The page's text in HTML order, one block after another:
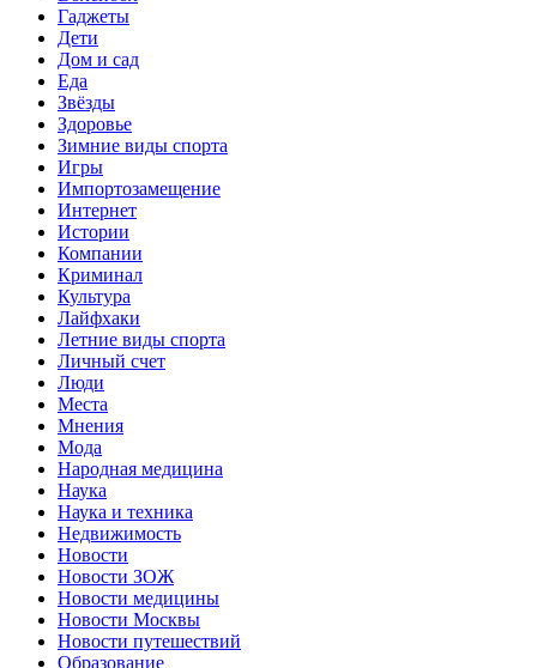
Гаджеты
Дети
Дом и сад
Еда
Звёзды
Здоровье
Зимние виды спорта
Игры
Импортозамещение
Интернет
Истории
Компании
Криминал
Культура
Лайфхаки
Летние виды спорта
Личный счет
Люди
Места
Мнения
Мода
Народная медицина
Наука
Наука и техника
Недвижимость
Новости
Новости ЗОЖ
Новости медицины
Новости Москвы
Новости путешествий
Образование